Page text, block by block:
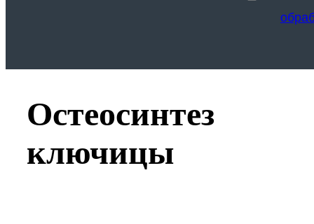
Остеосинтез
ключицы